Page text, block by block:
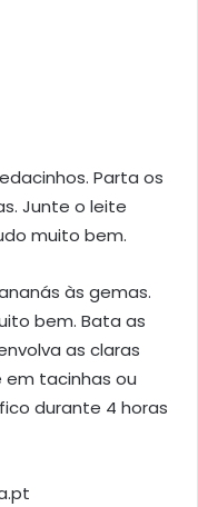
Parta os
Junte o leite
muito bem.
às gemas.
bem. Bata as
as claras
em tacinhas ou
durante 4 horas